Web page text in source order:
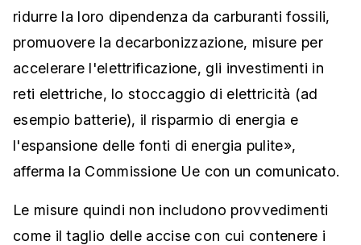
ridurre la loro dipendenza da carburanti fossili,
promuovere la decarbonizzazione, misure per
accelerare l'elettrificazione, gli investimenti in
reti elettriche, lo stoccaggio di elettricità (ad
esempio batterie), il risparmio di energia e
l'espansione delle fonti di energia pulite»,
afferma la Commissione Ue con un comunicato.
Le misure quindi non includono provvedimenti
come il taglio delle accise con cui contenere i